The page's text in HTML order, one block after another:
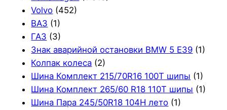
Volvo (452)
ВАЗ (1)
ГАЗ (3)
Знак аварийной остановки BMW 5 E39 (1)
Колпак колеса (2)
Шина Комплект 215/70R16 100T шипы (1)
Шина Комплект 265/60 R18 110T шипы (1)
Шина Пара 245/50R18 104H лето (1)